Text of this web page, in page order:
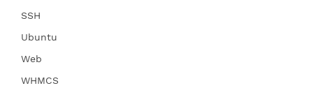
SSH
Ubuntu
Web
WHMCS